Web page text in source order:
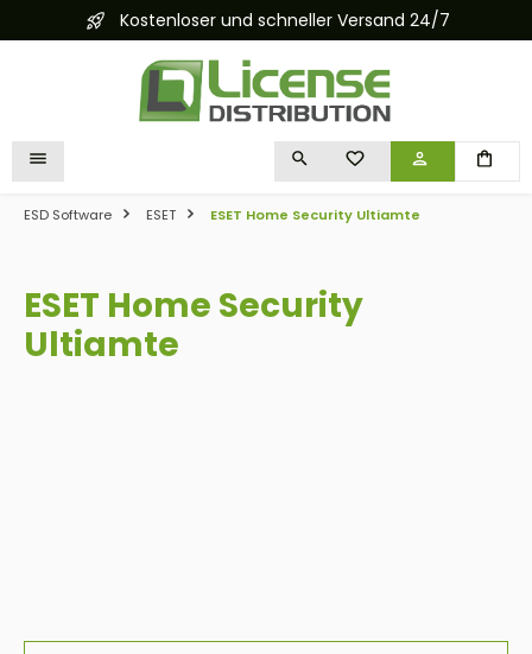
springenKostenloser und schneller Versand 24/7
DU HAST 0 PRODUKTE
ESD Software ESET ESET Home Security Ultiamte
ESET Home Security
Ultiamte